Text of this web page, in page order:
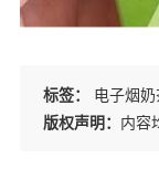
标签：
电子烟
版权声明： 内容